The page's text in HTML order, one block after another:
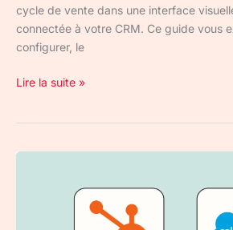
cycle de vente dans une interface
connectée à votre CRM. Ce guide vous
configurer, le
Lire la suite »